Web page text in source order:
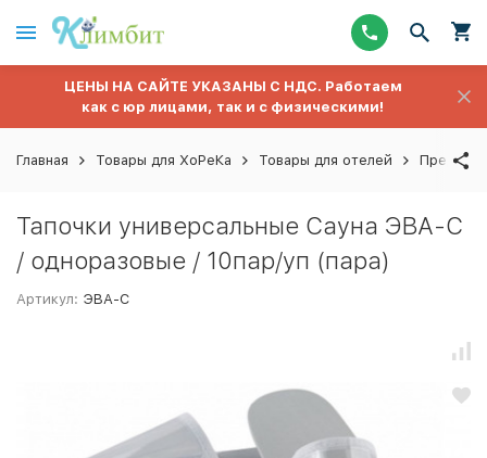
ЦЕНЫ НА САЙТЕ УКАЗАНЫ С НДС. Работаем
как с юр лицами, так и с физическими!
Главная Товары для ХоРеКа Товары для отелей
Тапочки универсальные Сауна ЭВА-С
/ одноразовые / 10пар/уп (пара)
Артикул: ЭВА-С